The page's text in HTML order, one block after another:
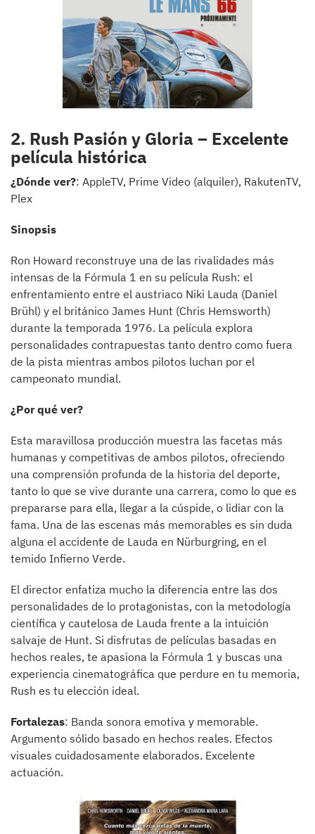
2. Rush Pasión y Gloria – Excelente
película histórica
¿Dónde ver?: AppleTV, Prime Video (alquiler), RakutenTV,
Plex
Sinopsis
Ron Howard reconstruye una de las rivalidades más
intensas de la Fórmula 1 en su película Rush: el
enfrentamiento entre el austriaco Niki Lauda (Daniel
Brühl) y el británico James Hunt (Chris Hemsworth)
durante la temporada 1976. La película explora
personalidades contrapuestas tanto dentro como fuera
de la pista mientras ambos pilotos luchan por el
campeonato mundial.
¿Por qué ver?
Esta maravillosa producción muestra las facetas más
humanas y competitivas de ambos pilotos, ofreciendo
una comprensión profunda de la historia del deporte,
tanto lo que se vive durante una carrera, como lo que es
prepararse para ella, llegar a la cúspide, o lidiar con la
fama. Una de las escenas más memorables es sin duda
alguna el accidente de Lauda en Nürburgring, en el
temido Infierno Verde.
El director enfatiza mucho la diferencia entre las dos
personalidades de lo protagonistas, con la metodología
científica y cautelosa de Lauda frente a la intuición
salvaje de Hunt. Si disfrutas de películas basadas en
hechos reales, te apasiona la Fórmula 1 y buscas una
experiencia cinematográfica que perdure en tu memoria,
Rush es tu elección ideal.
Fortalezas: Banda sonora emotiva y memorable.
Argumento sólido basado en hechos reales. Efectos
visuales cuidadosamente elaborados. Excelente
actuación.